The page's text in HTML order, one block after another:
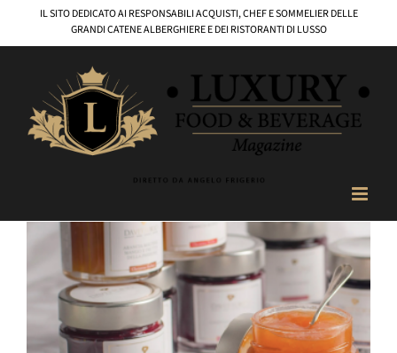
contenuto
IL SITO DEDICATO AI RESPONSABILI ACQUISTI, CHEF E SOMMELIER DELLE
GRANDI CATENE ALBERGHIERE E DEI RISTORANTI DI LUSSO